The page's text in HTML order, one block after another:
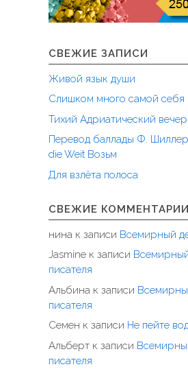
СВЕЖИЕ ЗАПИСИ
Живой язык души
Слишком много самой себя
Тихий Адриатический вечер
Перевод баллады Ф.
die Weit Возьм
Для взлёта полоса
СВЕЖИЕ КОММЕНТАРИИ
нина к записи Всемирный
Jasmine к записи
писателя
Альбина к записи
писателя
Семен к записи Не пейте
Альберт к записи
писателя